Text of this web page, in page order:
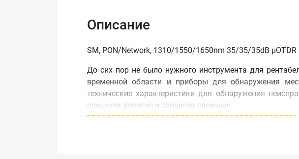
Описание
SM, PON/Network, 1310/1550/1650nm 35/35/35dB µOTDR
До сих пор не было нужного инструмента для
временной области и приборы для обнаружения
технические характеристики для обнаружения
слишком дорогие и слишком сложные.